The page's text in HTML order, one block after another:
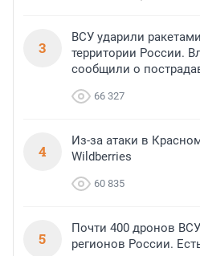
3
ВСУ ударили
территории России.
сообщили о
66 327
4
Из-за атаки в
Wildberries
60 835
5
Почти 400 дронов
регионов России.